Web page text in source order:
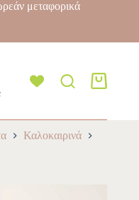
μεταφορικά
Καλοκαιρινά